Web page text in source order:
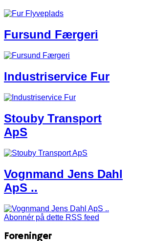
Fursund Færgeri
Industriservice Fur
Stouby Transport
ApS
Vognmand Jens Dahl
ApS ..
Abonnér på dette RSS feed
Foreninger